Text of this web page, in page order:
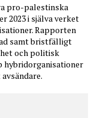
pro-palestinska
2023 i själva verket
Rapporten
samt bristfälligt
och politisk
hybridorganisationer